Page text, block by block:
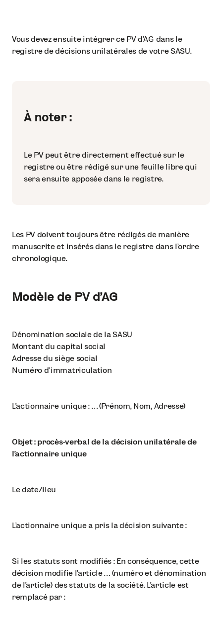
Vous devez ensuite intégrer ce PV d’AG dans le
registre de décisions unilatérales de votre SASU.
À noter :
Le PV peut être directement effectué sur le
registre ou être rédigé sur une feuille libre qui
sera ensuite apposée dans le registre.
Les PV doivent toujours être rédigés de manière
manuscrite et insérés dans le registre dans l’ordre
chronologique.
Modèle de PV d’AG
Dénomination sociale de la SASU
Montant du capital social
Adresse du siège social
Numéro d’immatriculation
L’actionnaire unique : … (Prénom, Nom, Adresse)
Objet : procès-verbal de la décision unilatérale de
l’actionnaire unique
Le date/lieu
L’actionnaire unique a pris la décision suivante :
Si les statuts sont modifiés : En conséquence, cette
décision modifie l’article … (numéro et dénomination
de l’article) des statuts de la société. L’article est
remplacé par :